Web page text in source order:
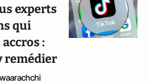
experts
qui
:
remédier